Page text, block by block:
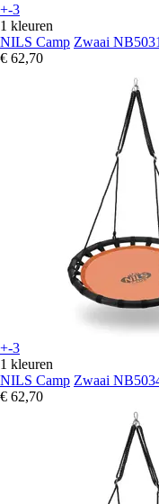
+-3
1 kleuren
NILS Camp Zwaai NB5031
€ 62,70
+-3
1 kleuren
NILS Camp Zwaai
€ 62,70